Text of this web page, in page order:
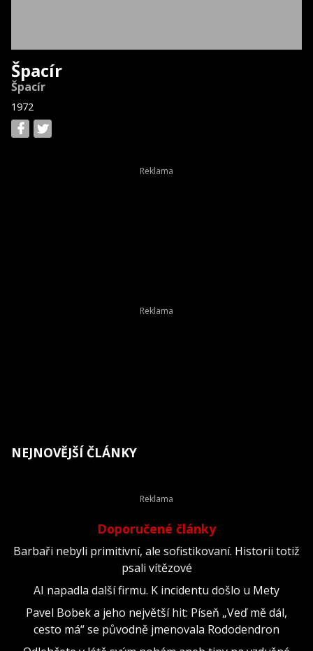
Špacír
Špacír
1972
NEJNOVĚJŠÍ ČLÁNKY
Doporučené články
Barbaři nebyli primitivní, ale sofistikovaní. Historii totiž
psali vítězové
AI napadla další firmu. K incidentu došlo u Mety
Pavel Bobek a jeho největší hit: Píseň „Veď mě dál,
cesto má“ se původně jmenovala Rododendron